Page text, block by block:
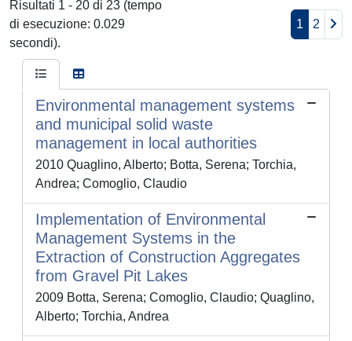
Risultati 1 - 20 di 23 (tempo
di esecuzione: 0.029
secondi).
1 2
Environmental management systems
and municipal solid waste
management in local authorities
2010 Quaglino, Alberto; Botta, Serena; Torchia,
Andrea; Comoglio, Claudio
Implementation of Environmental
Management Systems in the
Extraction of Construction Aggregates
from Gravel Pit Lakes
2009 Botta, Serena; Comoglio, Claudio; Quaglino,
Alberto; Torchia, Andrea